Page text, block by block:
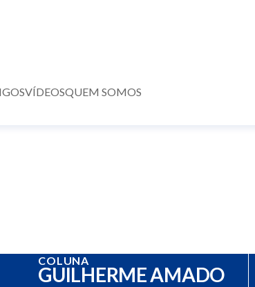
VÍDEOSQUEM SOMOS
COLUNA
GUILHERME AMADO